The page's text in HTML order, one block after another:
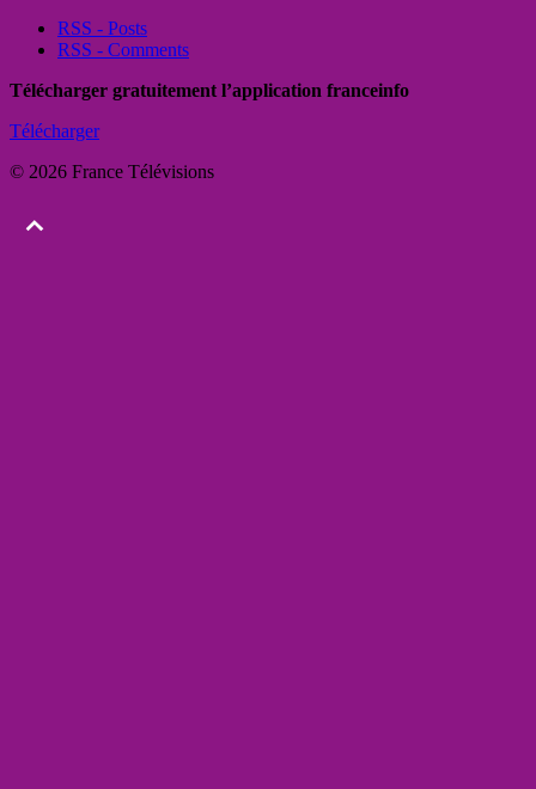
RSS - Posts
RSS - Comments
Télécharger gratuitement l’application franceinfo
Télécharger
© 2026 France Télévisions